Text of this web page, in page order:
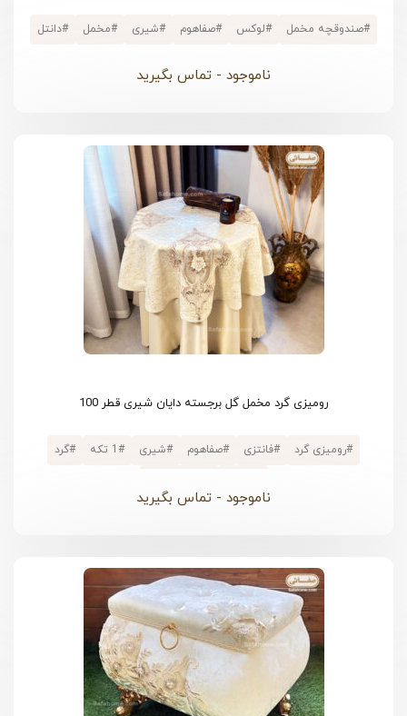
#صندوقچه مخمل #لوکس #صفاهوم #شیری #مخمل #دانتل
ناموجود - تماس بگیرید
رومیزی گرد مخمل گل برجسته دایان شیری قطر 100
#رومیزی گرد #فانتزی #صفاهوم #شیری #1 تکه #گرد
ناموجود - تماس بگیرید